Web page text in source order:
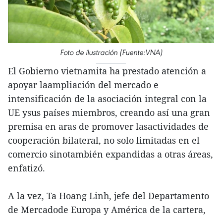
Foto de ilustración (Fuente:VNA)
El Gobierno vietnamita ha prestado atención a
apoyar laampliación del mercado e
intensificación de la asociación integral con la
UE ysus países miembros, creando así una gran
premisa en aras de promover lasactividades de
cooperación bilateral, no solo limitadas en el
comercio sinotambién expandidas a otras áreas,
enfatizó.
A la vez, Ta Hoang Linh, jefe del Departamento
de Mercadode Europa y América de la cartera,